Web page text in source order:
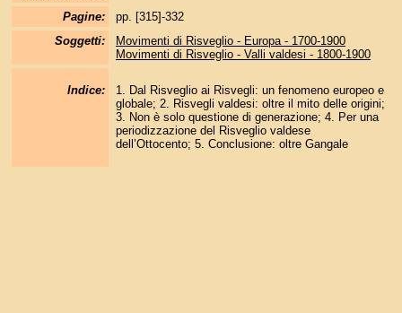
Pagine:
pp. [315]-332
Soggetti:
Movimenti di Risveglio - Europa - 1700-1900
Movimenti di Risveglio - Valli valdesi - 1800-1900
Indice:
1. Dal Risveglio ai Risvegli: un fenomeno europeo e
globale; 2. Risvegli valdesi: oltre il mito delle origini;
3. Non è solo questione di generazione; 4. Per una
periodizzazione del Risveglio valdese
dell’Ottocento; 5. Conclusione: oltre Gangale